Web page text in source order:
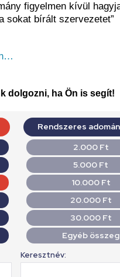
figyelmen kívül
sokat bírált szervezetet”
dolgozni, ha Ön is segít!